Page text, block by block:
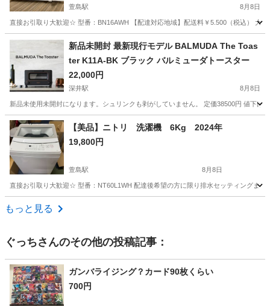
萱島駅 8月8日
直接お引取り大歓迎☆ 型番：BN16AWH 【配達対応地域】配送料￥5.500（
大阪 門真市 萱島駅 キッチン家電
新品未開封 最新現行モデル BALMUDA The Toas
ter K11A-BK ブラック バルミューダトースター
22,000円
深井駅 8月8日
新品未使用未開封になります。シュリンクも剥がしていません。 定価38500円 値下げ
大阪 堺市 深井駅 キッチン家電 BALMUDA
【美品】ニトリ 洗濯機 6Kg 2024年
19,800円
萱島駅 8月8日
直接お引取り大歓迎☆ 型番：NT60L1WH 配達後希望の方に限り排水セッティン
大阪 門真市
もっと見る
ぐっちさんのその他の投稿記事：
ガンバライジング？カード90枚くらい
700円